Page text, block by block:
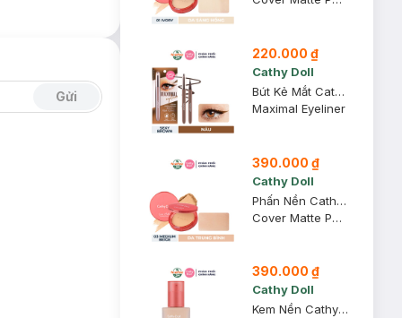
Gửi
220.000 ₫
Cathy Doll
Bút Kẻ Mắt Cathy Doll Siêu Mảnh 02 Sexy Brown - Nâu 0.7ml
Maximal Eyeliner
390.000 ₫
Cathy Doll
Phấn Nền Cathy Doll Mịn Lì 03 Medium Beige - Da Trung Bình 12g
Cover Matte Powder Pact SPF 30 PA +++
390.000 ₫
Cathy Doll
Kem Nền Cathy Doll Mịn Lì 03 Medium Beige - Da Trung Bình 30g